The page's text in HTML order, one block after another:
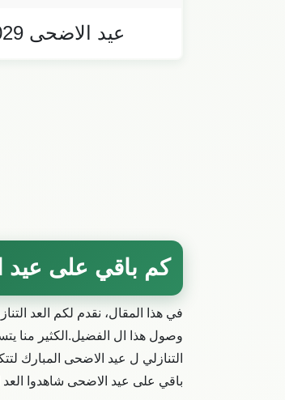
عيد الاضحى 2029
كم باقي على عيد
في هذا المقال، نقدم لكم العد
وصول هذا ال الفضيل.الكثير منا
التنازلي ل عيد الاضحى المبارك
باقي على عيد الاضحى شاهدوا العد